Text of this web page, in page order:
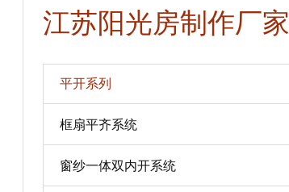
江苏阳光房制作厂家
平开系列
框扇平齐系统
窗纱一体双内开系统